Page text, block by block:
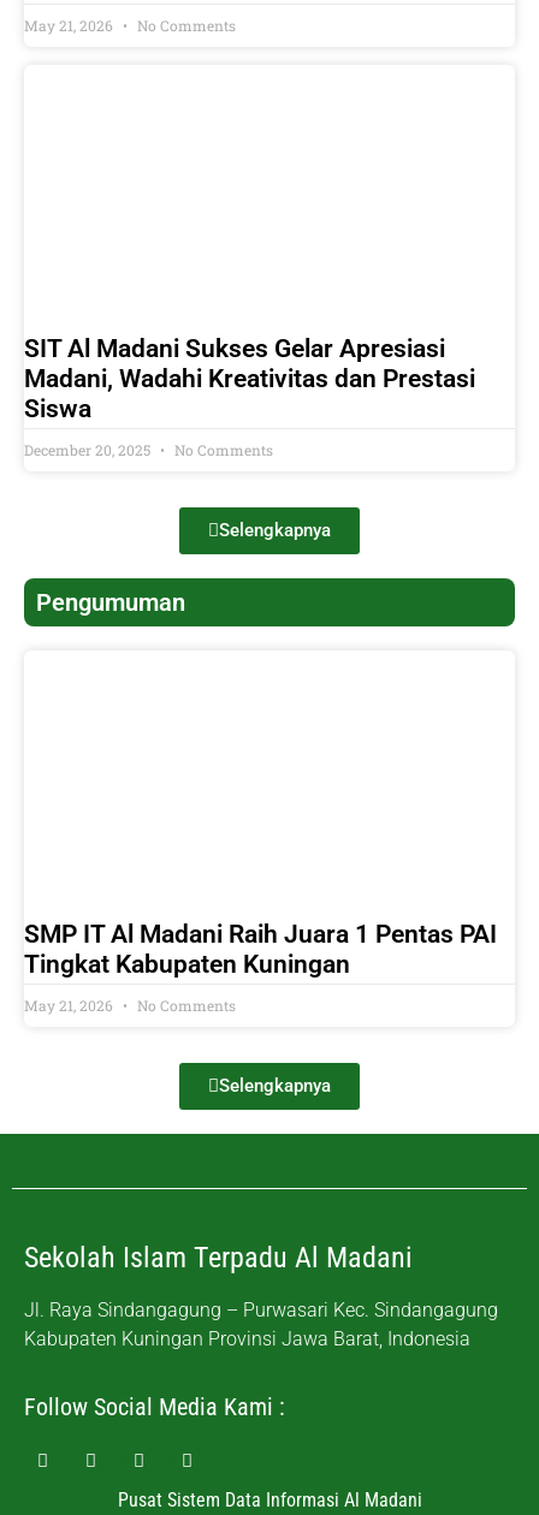
May 21, 2026 No Comments
SIT Al Madani Sukses Gelar Apresiasi
Madani, Wadahi Kreativitas dan Prestasi
Siswa
December 20, 2025 No Comments
Selengkapnya
Pengumuman
SMP IT Al Madani Raih Juara 1 Pentas PAI
Tingkat Kabupaten Kuningan
May 21, 2026 No Comments
Selengkapnya
Sekolah Islam Terpadu Al Madani
Jl. Raya Sindangagung – Purwasari Kec. Sindangagung
Kabupaten Kuningan Provinsi Jawa Barat, Indonesia
Follow Social Media Kami :
Pusat Sistem Data Informasi Al Madani